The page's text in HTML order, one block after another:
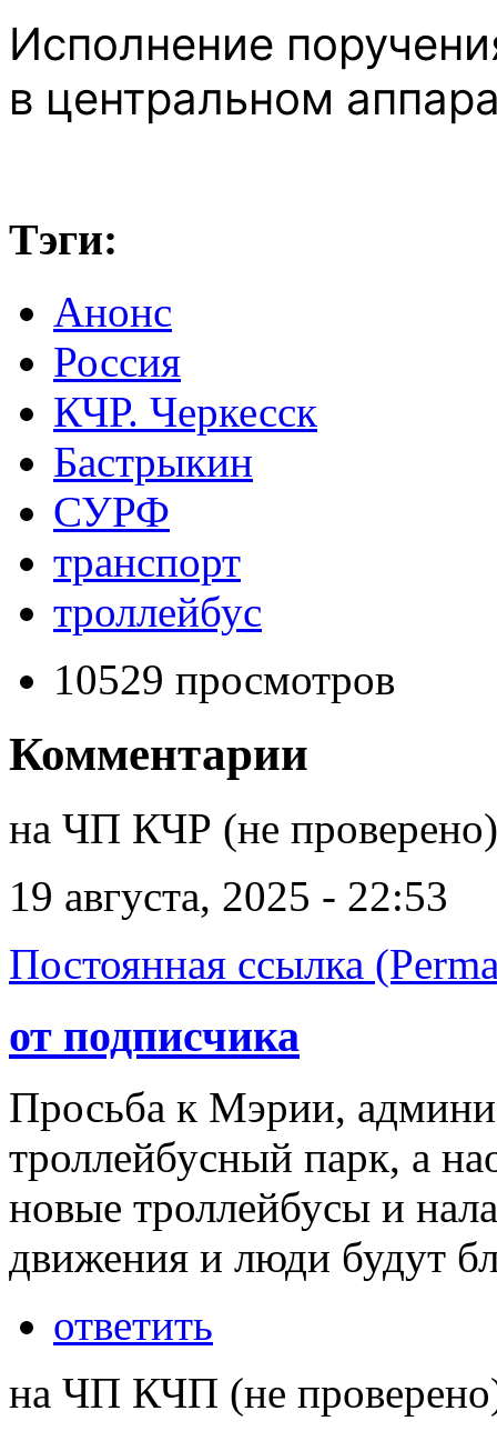
Исполнение
в центральном
Тэги:
Анонс
Россия
КЧР. Черкесск
Бастрыкин
СУРФ
транспорт
троллейбус
10529 просмотров
Комментарии
на ЧП КЧР (не проверено)
19 августа, 2025 - 22:53
Постоянная ссылка
от подписчика
Просьба к Мэрии,
троллейбусный парк, а
новые троллейбусы и
движения и люди будут
ответить
на ЧП КЧП (не